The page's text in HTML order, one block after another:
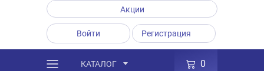
Акции
Войти Регистрация
КАТАЛОГ 0
Каталог / Товары
Аккумуляторы